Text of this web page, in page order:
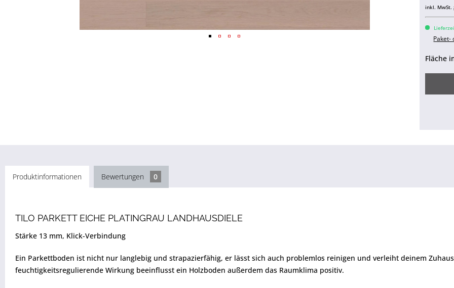
inkl. MwSt.
Paket-
Fläche
Produktinformationen Bewertungen 0
TILO PARKETT EICHE PLATINGRAU LANDHAUSDIELE
Stärke 13 mm, Klick-Verbindung
Ein Parkettboden ist nicht nur langlebig und strapazierfähig, er lässt sich auch problemlos reinigen und verleiht deinem
feuchtigkeitsregulierende Wirkung beeinflusst ein Holzboden außerdem das Raumklima positiv.